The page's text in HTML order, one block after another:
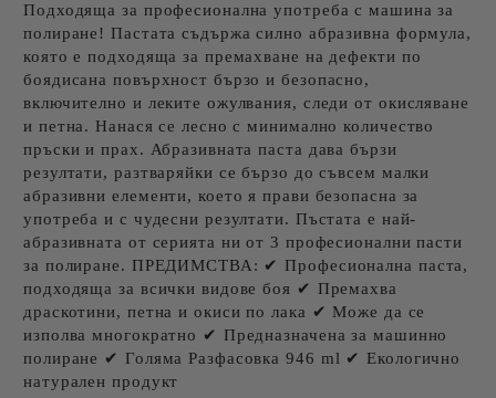
Подходяща за професионална употреба с машина за
полиране! Пастата съдържа силно абразивна формула,
която е подходяща за премахване на дефекти по
боядисана повърхност бързо и безопасно,
включително и леките ожулвания, следи от окисляване
и петна. Нанася се лесно с минимално количество
пръски и прах. Абразивната паста дава бързи
резултати, разтваряйки се бързо до съвсем малки
абразивни елементи, което я прави безопасна за
употреба и с чудесни резултати. Пъстата е най-
абразивната от серията ни от 3 професионални пасти
за полиране. ПРЕДИМСТВА: ✔ Професионална паста,
подходяща за всички видове боя ✔ Премахва
драскотини, петна и окиси по лака ✔ Може да се
изполва многократно ✔ Предназначена за машинно
полиране ✔ Голяма Разфасовка 946 ml ✔ Екологично
натурален продукт